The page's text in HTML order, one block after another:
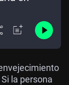
la persona